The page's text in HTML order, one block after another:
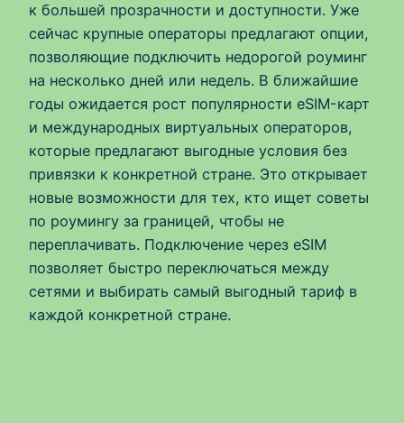
к большей прозрачности и доступности. Уже
сейчас крупные операторы предлагают опции,
позволяющие подключить недорогой роуминг
на несколько дней или недель. В ближайшие
годы ожидается рост популярности eSIM-карт
и международных виртуальных операторов,
которые предлагают выгодные условия без
привязки к конкретной стране. Это открывает
новые возможности для тех, кто ищет советы
по роумингу за границей, чтобы не
переплачивать. Подключение через eSIM
позволяет быстро переключаться между
сетями и выбирать самый выгодный тариф в
каждой конкретной стране.